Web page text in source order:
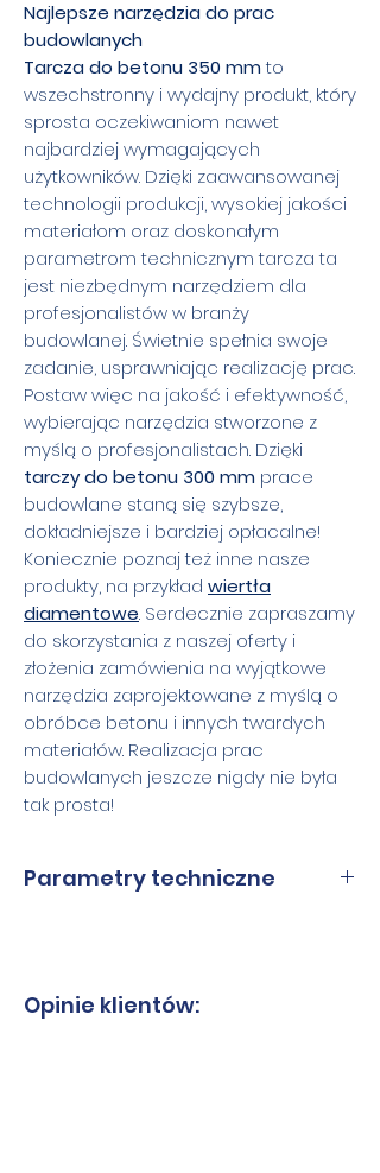
Najlepsze narzędzia do prac
budowlanych
Tarcza do betonu 350 mmto
wszechstronny i wydajny produkt, który
sprosta oczekiwaniom nawet
najbardziej wymagających
użytkowników. Dzięki zaawansowanej
technologii produkcji, wysokiej jakości
materiałom oraz doskonałym
parametrom technicznym tarcza ta
jest niezbędnym narzędziem dla
profesjonalistów w branży
budowlanej. Świetnie spełnia swoje
zadanie, usprawniając realizację prac.
Postaw więc na jakość i efektywność,
wybierając narzędzia stworzone z
myślą o profesjonalistach. Dzięki
tarczy do betonu 300 mm prace
budowlane staną się szybsze,
dokładniejsze i bardziej opłacalne!
Koniecznie poznaj też inne nasze
produkty, na przykład wiertła
diamentowe. Serdecznie zapraszamy
do skorzystania z naszej oferty i
złożenia zamówienia na wyjątkowe
narzędzia zaprojektowane z myślą o
obróbce betonu i innych twardych
materiałów. Realizacja prac
budowlanych jeszcze nigdy nie była
tak prosta!
Parametry techniczne
Wysokość
segmentu
Opinie klientów: